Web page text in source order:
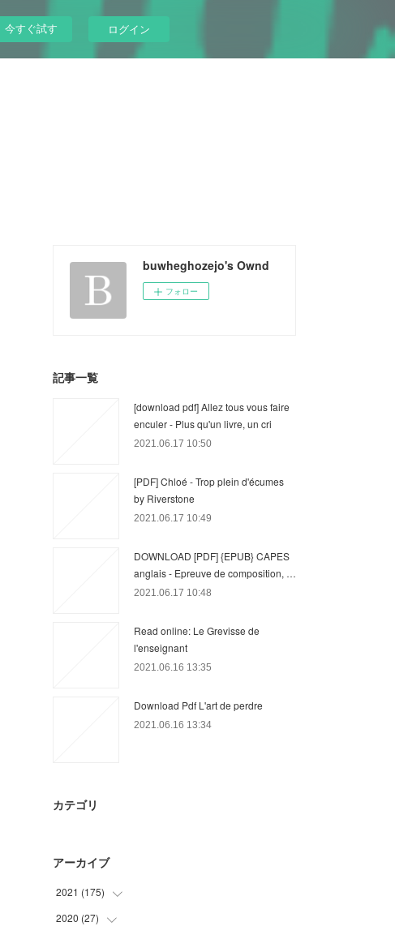
今すぐ試す ログイン
buwheghozejo's Ownd
フォロー
記事一覧
[download pdf] Allez tous vous faire
enculer - Plus qu'un livre, un cri
2021.06.17 10:50
[PDF] Chloé - Trop plein d'écumes
by Riverstone
2021.06.17 10:49
DOWNLOAD [PDF] {EPUB} CAPES
anglais - Epreuve de composition, …
2021.06.17 10:48
Read online: Le Grevisse de
l'enseignant
2021.06.16 13:35
Download Pdf L'art de perdre
2021.06.16 13:34
カテゴリ
アーカイブ
2021 (175)
(36
)
2020 (27)